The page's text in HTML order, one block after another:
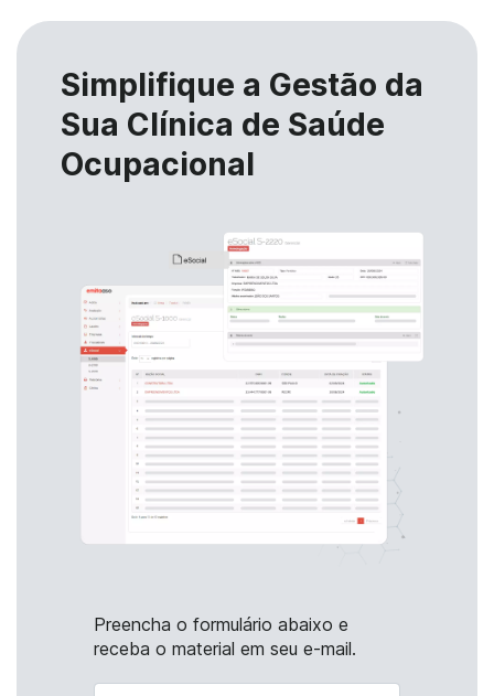
Simplifique a Gestão da
Sua Clínica de Saúde
Ocupacional
Preencha o formulário abaixo e
receba o material em seu e-mail.